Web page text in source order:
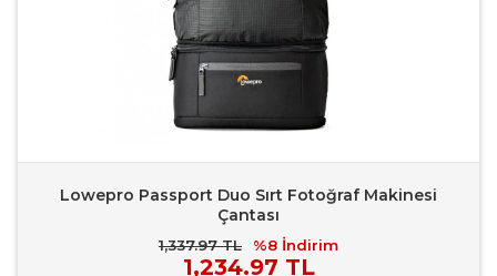
Lowepro Passport Duo Sırt Fotoğraf Makinesi
Çantası
Piyasa
1,234.97 TL
%8 İndirim
1,337.97 TL